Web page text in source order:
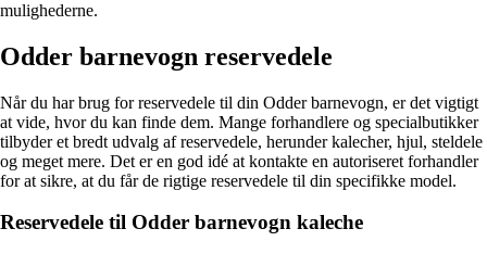
mulighederne.
Odder barnevogn reservedele
Når du har brug for reservedele til din Odder barnevogn, er det vigtigt
at vide, hvor du kan finde dem. Mange forhandlere og specialbutikker
tilbyder et bredt udvalg af reservedele, herunder kalecher, hjul, steldele
og meget mere. Det er en god idé at kontakte en autoriseret forhandler
for at sikre, at du får de rigtige reservedele til din specifikke model.
Reservedele til Odder barnevogn kaleche